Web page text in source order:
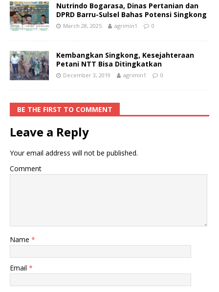
Nutrindo Bogarasa, Dinas Pertanian dan
DPRD Barru-Sulsel Bahas Potensi Singkong
March 28, 2025 agrimin1 0
Kembangkan Singkong, Kesejahteraan
Petani NTT Bisa Ditingkatkan
December 3, 2019 agrimin1 0
BE THE FIRST TO COMMENT
Leave a Reply
Your email address will not be published.
Comment
Name *
Email *